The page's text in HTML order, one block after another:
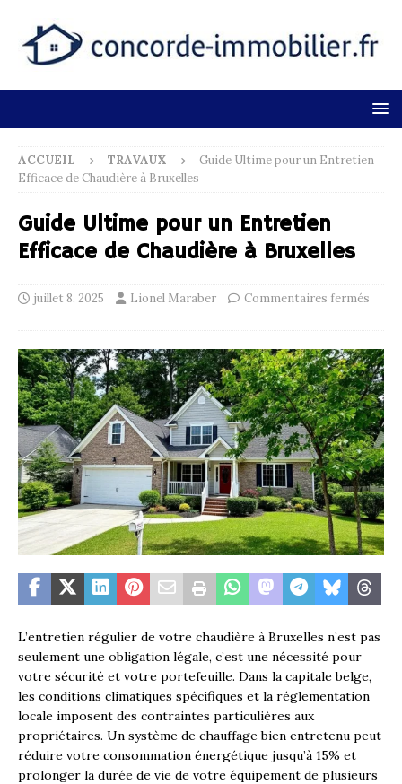
ACCUEIL TRAVAUX
Guide Ultime pour un Entretien
Efficace de Chaudière à Bruxelles
Guide Ultime pour un Entretien
Efficace de Chaudière à Bruxelles
juillet 8, 2025 Lionel Maraber Commentaires fermés
L’entretien régulier de votre chaudière à Bruxelles n’est pas
seulement une obligation légale, c’est une nécessité pour
votre sécurité et votre portefeuille. Dans la capitale belge,
les conditions climatiques spécifiques et la réglementation
locale imposent des contraintes particulières aux
propriétaires. Un système de chauffage bien entretenu peut
réduire votre consommation énergétique jusqu’à 15% et
prolonger la durée de vie de votre équipement de plusieurs